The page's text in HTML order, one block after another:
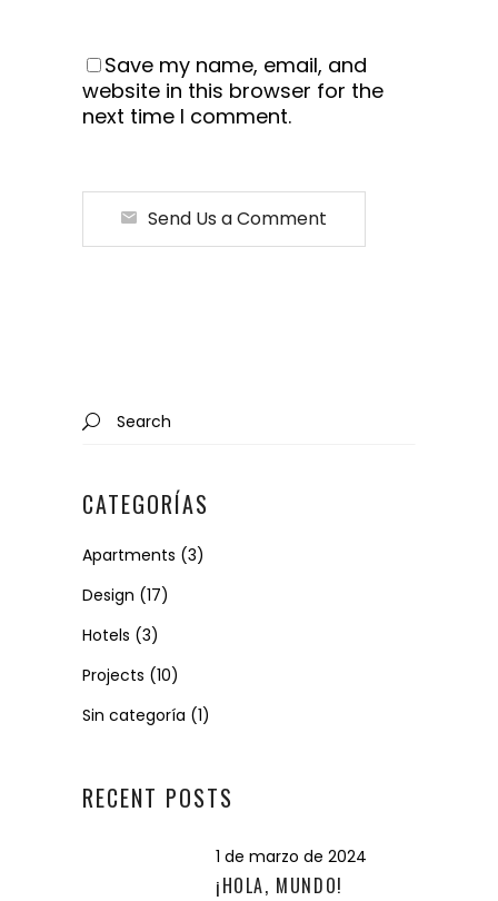
Save my name, email, and
website in this browser for the
next time I comment.
Send Us a Comment
Search
for:
CATEGORÍAS
Apartments (3)
Design (17)
Hotels (3)
Projects (10)
Sin categoría (1)
RECENT POSTS
1 de marzo de 2024
¡HOLA, MUNDO!